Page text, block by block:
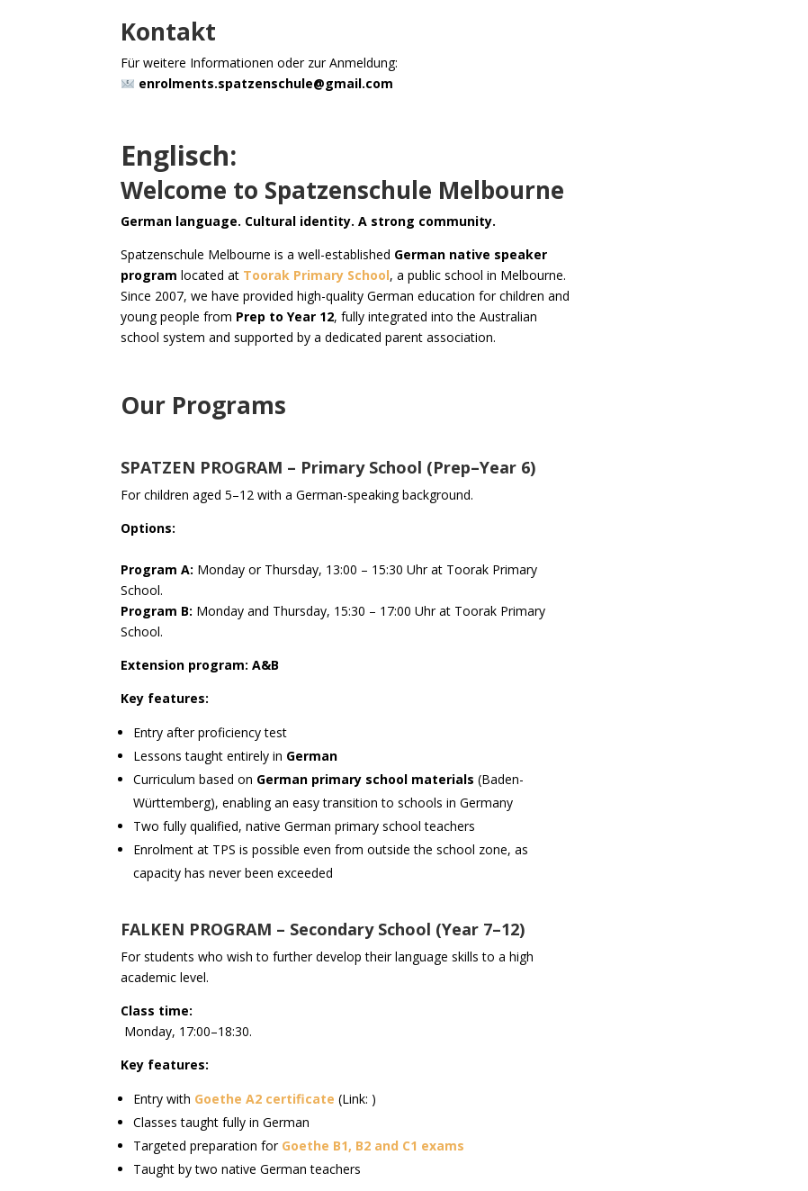
Kontakt
Für weitere Informationen oder zur Anmeldung:
enrolments.spatzenschule@gmail.com
Englisch:
Welcome to Spatzenschule Melbourne
German language. Cultural identity. A strong community.
Spatzenschule Melbourne is a well-established German native speaker
program located at Toorak Primary School, a public school in Melbourne.
Since 2007, we have provided high-quality German education for children and
young people from Prep to Year 12, fully integrated into the Australian
school system and supported by a dedicated parent association.
Our Programs
SPATZEN PROGRAM – Primary School (Prep–Year 6)
For children aged 5–12 with a German-speaking background.
Options:
Program A: Monday or Thursday, 13:00 – 15:30 Uhr at Toorak Primary
School.
Program B: Monday and Thursday, 15:30 – 17:00 Uhr at Toorak Primary
School.
Extension program: A&B
Key features:
Entry after proficiency test
Lessons taught entirely in German
Curriculum based on German primary school materials (Baden-
Württemberg), enabling an easy transition to schools in Germany
Two fully qualified, native German primary school teachers
Enrolment at TPS is possible even from outside the school zone, as
capacity has never been exceeded
FALKEN PROGRAM – Secondary School (Year 7–12)
For students who wish to further develop their language skills to a high
academic level.
Class time:
Monday, 17:00–18:30.
Key features:
Entry with Goethe A2 certificate (Link: )
Classes taught fully in German
Targeted preparation for Goethe B1, B2 and C1 exams
Taught by two native German teachers